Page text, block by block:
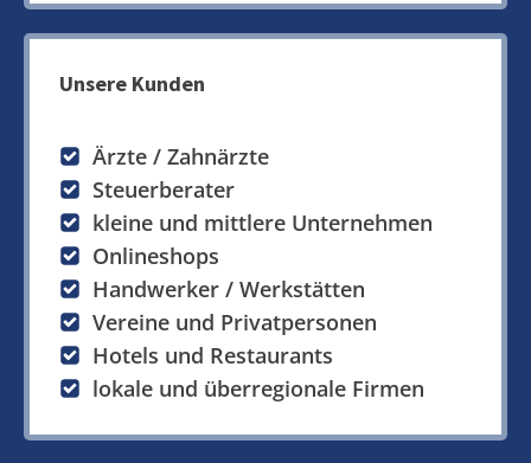
Unsere Kunden
Ärzte / Zahnärzte
Steuerberater
kleine und mittlere Unternehmen
Onlineshops
Handwerker / Werkstätten
Vereine und Privatpersonen
Hotels und Restaurants
lokale und überregionale Firmen